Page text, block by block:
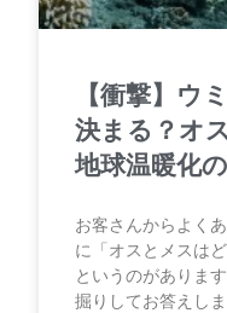
【衝撃】ウ
決まる？オ
地球温暖化
お客さんからよく
に「オスとメスは
というのがありま
掘りしてお答えしま